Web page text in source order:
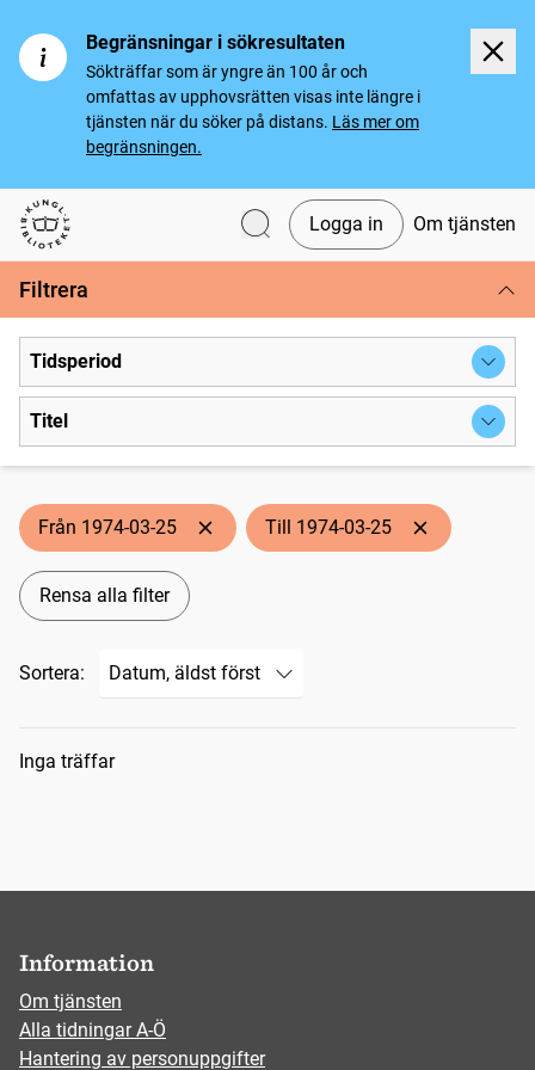
Begränsningar i sökresultaten
Sökträffar som är yngre än 100 år och
omfattas av upphovsrätten visas inte längre i
tjänsten när du söker på distans. Läs mer om
begränsningen.
Svenska tidningar
Logga in Om tjänsten
Filtrera
Tidsperiod
Titel
Från 1974-03-25 Till 1974-03-25
Rensa alla filter
Sortera:
Sökresultat
Inga träffar
Information
Om tjänsten
Alla tidningar A-Ö
Hantering av personuppgifter